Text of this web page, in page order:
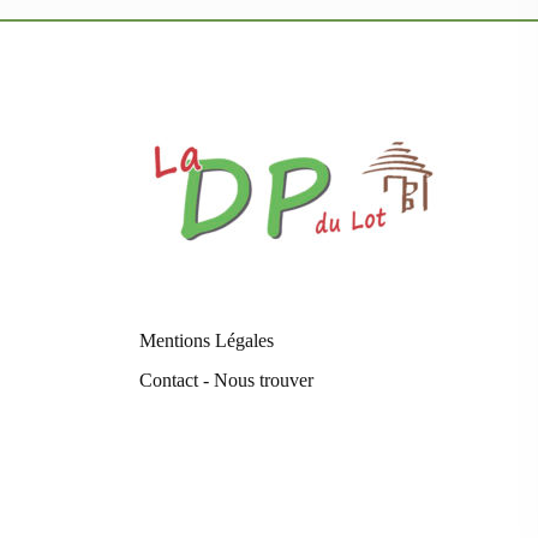
Mentions Légales
Contact - Nous trouver